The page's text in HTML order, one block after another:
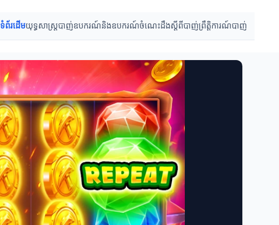
ទំព័រដើមយុទ្ធសាស្ត្របាញ់ឧបករណ៍និងឧបករណ៍ចំណេះដឹងស្តីពីបាញ់ព្រឹតិ្តការណ៍បាញ់